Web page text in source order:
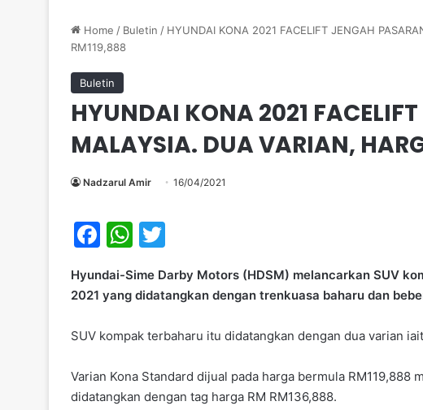
Home / Buletin / HYUNDAI KONA 2021 FACELIFT JENGAH
RM119,888
Buletin
HYUNDAI KONA 2021
MALAYSIA. DUA VARIAN,
Nadzarul Amir 16/04/2021
F
c
e
b
o
o
W
at
A
p
p
itt
er
Hyundai-Sime Darby Motors (HDSM) melancarkan SUV
2021 yang didatangkan dengan trenkuasa baharu dan
SUV kompak terbaharu itu didatangkan dengan dua varian
Varian Kona Standard dijual pada harga bermula RM119,888
didatangkan dengan tag harga RM RM136,888.